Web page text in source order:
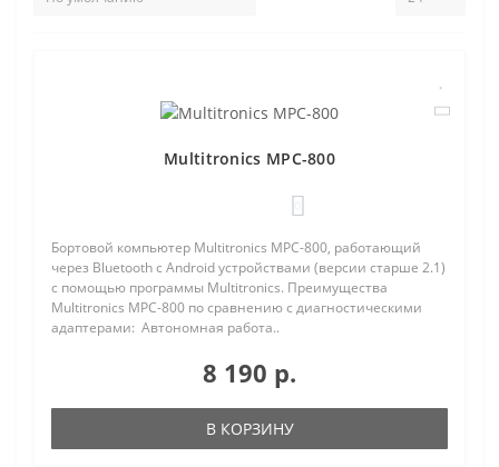
Multitronics MPC-800
Бортовой компьютер Multitronics MPC-800, работающий
через Bluetooth с Android устройствами (версии старше 2.1)
с помощью программы Multitronics. Преимущества
Multitronics MPC-800 по сравнению с диагностическими
адаптерами: Автономная работа..
8 190 р.
В КОРЗИНУ